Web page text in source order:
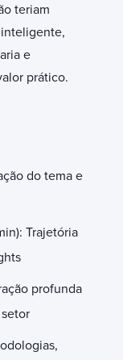
teriam
e
prático.
do tema e
Trajetória
profunda